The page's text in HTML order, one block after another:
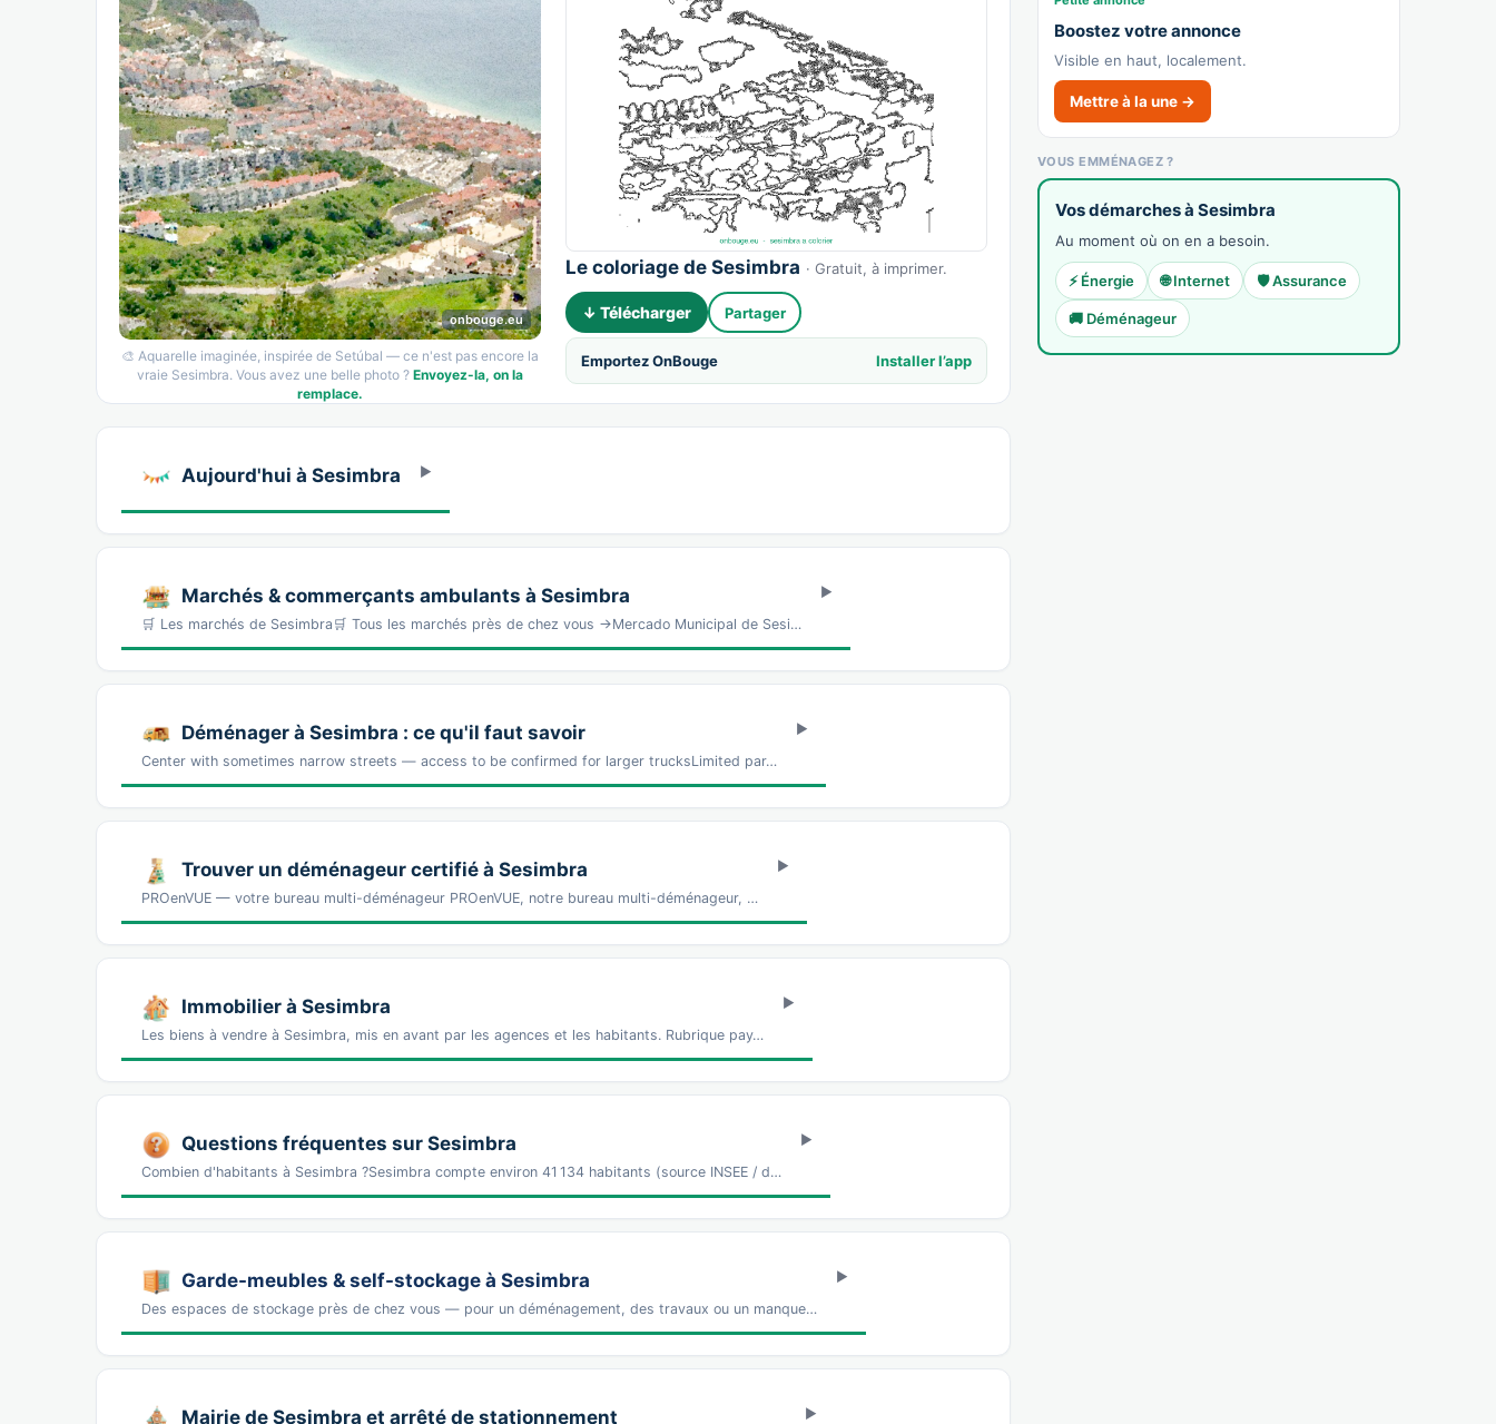
onbouge.eu
🎨 Aquarelle imaginée, inspirée de Setúbal — ce n'est pas encore la
vraie Sesimbra. Vous avez une belle photo ? Envoyez-la, on la
remplace.
Le coloriage de Sesimbra · Gratuit, à imprimer.
↓ Télécharger Partager
Emportez OnBouge Installer l’app
Aujourd'hui à Sesimbra
Marchés & commerçants ambulants à Sesimbra
🛒 Les marchés de Sesimbra🛒 Tous les marchés près de chez vous →Mercado Municipal de Sesi…
Déménager à Sesimbra : ce qu'il faut savoir
Center with sometimes narrow streets — access to be confirmed for larger trucksLimited par…
Trouver un déménageur certifié à Sesimbra
PROenVUE — votre bureau multi-déménageur PROenVUE, notre bureau multi-déménageur, …
Immobilier à Sesimbra
Les biens à vendre à Sesimbra, mis en avant par les agences et les habitants. Rubrique pay…
Questions fréquentes sur Sesimbra
Combien d'habitants à Sesimbra ?Sesimbra compte environ 41 134 habitants (source INSEE / d…
Garde-meubles & self-stockage à Sesimbra
Des espaces de stockage près de chez vous — pour un déménagement, des travaux ou un manque…
Mairie de Sesimbra et arrêté de stationnement
Boostez votre annonce
Visible en haut, localement.
Mettre à la une →
VOUS EMMÉNAGEZ ?
Vos démarches à Sesimbra
Au moment où on en a besoin.
⚡ Énergie 🌐 Internet 🛡️ Assurance
🚚 Déménageur